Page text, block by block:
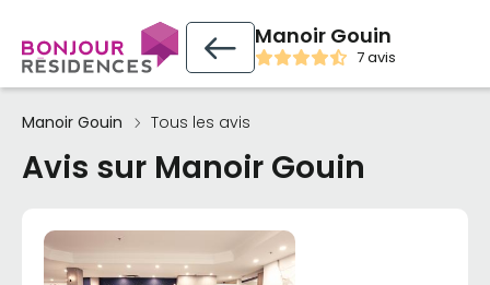
Manoir Gouin
7 avis
Manoir Gouin Tous les avis
Avis sur Manoir Gouin